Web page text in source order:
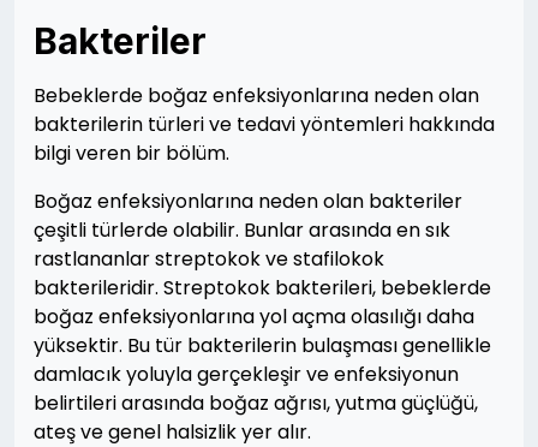
Bakteriler
Bebeklerde boğaz enfeksiyonlarına neden olan
bakterilerin türleri ve tedavi yöntemleri hakkında
bilgi veren bir bölüm.
Boğaz enfeksiyonlarına neden olan bakteriler
çeşitli türlerde olabilir. Bunlar arasında en sık
rastlananlar streptokok ve stafilokok
bakterileridir. Streptokok bakterileri, bebeklerde
boğaz enfeksiyonlarına yol açma olasılığı daha
yüksektir. Bu tür bakterilerin bulaşması genellikle
damlacık yoluyla gerçekleşir ve enfeksiyonun
belirtileri arasında boğaz ağrısı, yutma güçlüğü,
ateş ve genel halsizlik yer alır.